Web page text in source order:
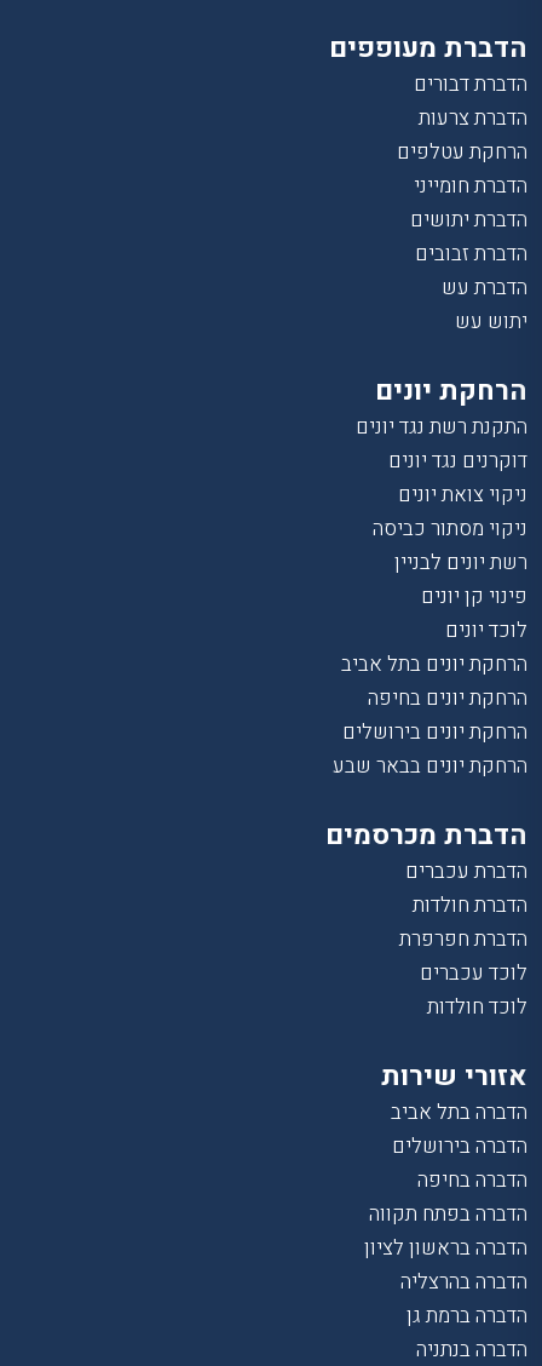
הדברת מעופפים
הדברת דבורים
הדברת צרעות
הרחקת עטלפים
הדברת חומייני
הדברת יתושים
הדברת זבובים
הדברת עש
יתוש עש
הרחקת יונים
התקנת רשת נגד יונים
דוקרנים נגד יונים
ניקוי צואת יונים
ניקוי מסתור כביסה
רשת יונים לבניין
פינוי קן יונים
לוכד יונים
הרחקת יונים בתל אביב
הרחקת יונים בחיפה
הרחקת יונים בירושלים
הרחקת יונים בבאר שבע
הדברת מכרסמים
הדברת עכברים
הדברת חולדות
הדברת חפרפרת
לוכד עכברים
לוכד חולדות
אזורי שירות
הדברה בתל אביב
הדברה בירושלים
הדברה בחיפה
הדברה בפתח תקווה
הדברה בראשון לציון
הדברה בהרצליה
הדברה ברמת גן
הדברה בנתניה